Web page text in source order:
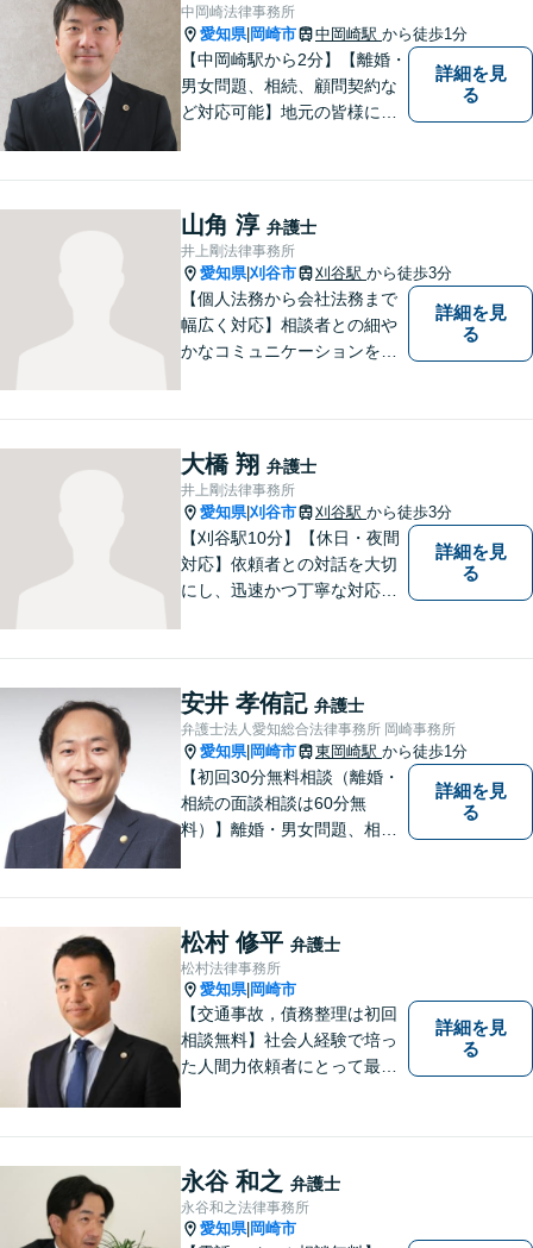
中岡崎法律事務所
愛知県| 岡崎市 中岡崎駅 から徒歩1分
【中岡崎駅から2分】【離婚・
男女問題、相続、顧問契約な
ど対応可能】地元の皆様にご
詳細を見
る
山角 淳 弁護士
井上剛法律事務所
愛知県|刈谷市 刈谷駅 から徒歩3分
【個人法務から会社法務まで
幅広く対応】相談者との細や
かなコミュニケーションを大
ら、お早めにご相談くださ
い。【JR在来線「刈谷駅」4
分】【駐車場あり】
詳細を見
る
大橋 翔 弁護士
井上剛法律事務所
愛知県|刈谷市 刈谷駅 から徒歩3分
【刈谷駅10分】【休日・夜間
対応】依頼者との対話を大切
にし、迅速かつ丁寧な対応を
サービスを提供。【駐車場完
備】
詳細を見
る
安井 孝侑記 弁護士
弁護士法人愛知総合法律事務所 岡崎事務所
愛知県| 岡崎市 東岡崎駅 から徒歩1分
【初回30分無料相談（離婚・
相続の面談相談は60分無
料）】離婚・男女問題、相
り。】【土日対応（要予
約）】
詳細を見
る
松村 修平 弁護士
松村法律事務所
愛知県| 岡崎市
【交通事故，債務整理は初回
相談無料】社会人経験で培っ
た人間力依頼者にとって最大
を追求する弁護士です。
詳細を見
る
永谷 和之 弁護士
永谷和之法律事務所
愛知県| 岡崎市